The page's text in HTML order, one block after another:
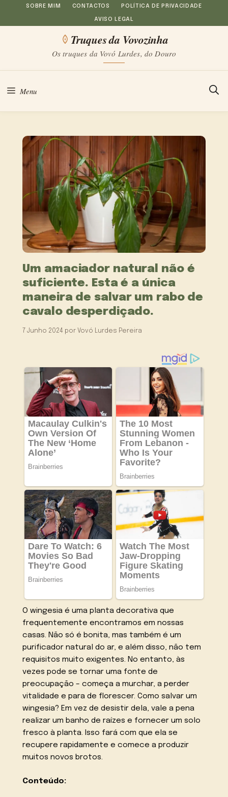
Saltar
para
conteúdo
SOBRE MIM CONTACTOS POLÍTICA DE PRIVACIDADE
AVISO LEGAL
Truques da Vovozinha
Os truques da Vovó Lurdes, do Douro
Menu
Um amaciador natural não é
suficiente. Esta é a única
maneira de salvar um rabo de
cavalo desperdiçado.
7 Junho 2024 por Vovó Lurdes Pereira
O wingesia é uma planta decorativa que
frequentemente encontramos em nossas
casas. Não só é bonita, mas também é um
purificador natural do ar, e além disso, não tem
requisitos muito exigentes. No entanto, às
vezes pode se tornar uma fonte de
preocupação – começa a murchar, a perder
vitalidade e para de florescer. Como salvar um
wingesia? Em vez de desistir dela, vale a pena
realizar um banho de raízes e fornecer um solo
fresco à planta. Isso fará com que ela se
recupere rapidamente e comece a produzir
muitos novos brotos.
Conteúdo: